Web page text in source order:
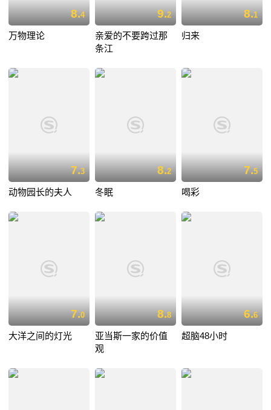
8.4
万物理论
9.2
亲爱的不要跨过那
条江
8.1
归来
7.3
动物园长的夫人
8.2
冬眠
7.5
喝彩
7.0
大洋之间的灯光
8.8
亚当斯一家的价值
观
6.6
超脑48小时